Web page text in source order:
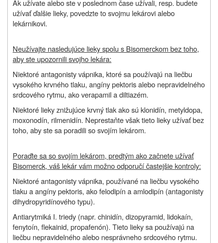
Ak užívate alebo ste v poslednom čase užívali, resp. budete
užívať ďalšie lieky, povedzte to svojmu lekárovi alebo
lekárnikovi.
Neužívajte nasledujúce lieky spolu s Bisomerckom bez toho,
aby ste upozornili svojho lekára:
Niektoré antagonisty vápnika, ktoré sa používajú na liečbu
vysokého krvného tlaku, angíny pektoris alebo nepravidelného
srdcového rytmu, ako verapamil a diltiazém.
Niektoré lieky znižujúce krvný tlak ako sú klonidín, metyldopa,
moxonodín, rilmenidín. Neprestaňte však tieto lieky užívať bez
toho, aby ste sa poradili so svojím lekárom.
Poraďte sa so svojím lekárom, predtým ako začnete užívať
Bisomerck, váš lekár vám možno odporučí častejšie kontroly:
Niektoré antagonisty vápnika, používané na liečbu vysokého
tlaku a angíny pektoris, ako felodipín a amlodipín (antagonisty
dihydropyridínového typu).
Antiarytmiká I. triedy (napr. chinidín, dizopyramid, lidokaín,
fenytoín, flekainid, propafenón). Tieto lieky sa používajú na
liečbu nepravidelného alebo nesprávneho srdcového rytmu.